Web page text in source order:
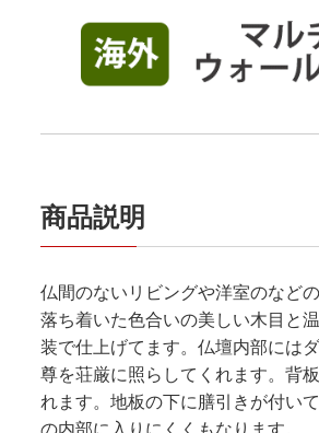
商品説明
仏間のないリビングや洋室のなど
落ち着いた色合いの美しい木目と
装で仕上げてます。仏壇内部には
尊を荘厳に照らしてくれます。背
れます。地板の下に膳引きが付い